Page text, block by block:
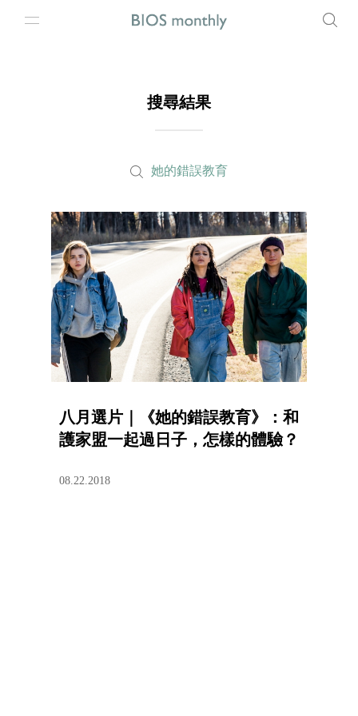
搜尋結果
她的錯誤教育
八月選片｜《她的錯誤教育》：和
護家盟一起過日子，怎樣的體驗？
08.22.2018